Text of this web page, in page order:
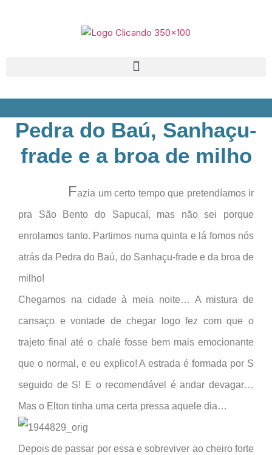
Pedra do Baú, Sanhaçu-
frade e a broa de milho
Fazia um certo tempo que pretendíamos ir
pra São Bento do Sapucaí, mas não sei porque
enrolamos tanto. Partimos numa quinta e lá fomos nós
atrás da Pedra do Baú, do Sanhaçu-frade e da broa de
milho!
Chegamos na cidade à meia noite… A mistura de
cansaço e vontade de chegar logo fez com que o
trajeto final até o chalé fosse bem mais emocionante
que o normal, e eu explico! A estrada é formada por S
seguido de S! E o recomendável é andar devagar…
Mas o Elton tinha uma certa pressa aquele dia…
Depois de passar por essa e sobreviver ao cheiro forte